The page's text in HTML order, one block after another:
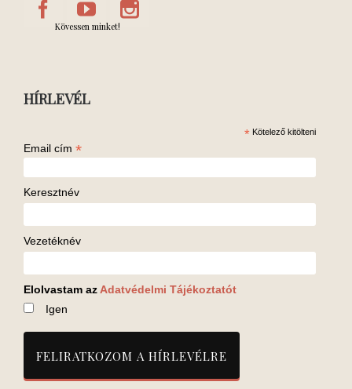
Kövessen minket!
HÍRLEVÉL
* Kötelező kitölteni
Email cím *
Keresztnév
Vezetéknév
Elolvastam az Adatvédelmi Tájékoztatót
Igen